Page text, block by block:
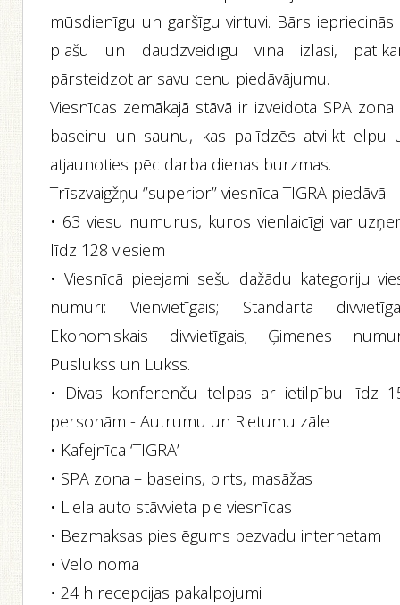
mūsdienīgu un garšīgu virtuvi. Bārs iepriecinās
plašu un daudzveidīgu vīna izlasi,
pārsteidzot ar savu cenu piedāvājumu.
Viesnīcas zemākajā stāvā ir izveidota SPA zona
baseinu un saunu, kas palīdzēs atvilkt elpu
atjaunoties pēc darba dienas burzmas.
Trīszvaigžņu ‘’superior’’ viesnīca TIGRA piedāvā:
• 63 viesu numurus, kuros vienlaicīgi var
līdz 128 viesiem
• Viesnīcā pieejami sešu dažādu kategoriju
numuri: Vienvietīgais; Standarta
Ekonomiskais divvietīgais; Ģimenes
Puslukss un Lukss.
• Divas konferenču telpas ar ietilpību līdz
personām - Autrumu un Rietumu zāle
• Kafejnīca ‘TIGRA’
• SPA zona – baseins, pirts, masāžas
• Liela auto stāvvieta pie viesnīcas
• Bezmaksas pieslēgums bezvadu internetam
• Velo noma
• 24 h recepcijas pakalpojumi